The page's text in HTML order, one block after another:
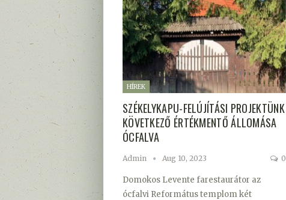
HÍREK
SZÉKELYKAPU-FELÚJÍTÁSI PROJEKTÜNK
KÖVETKEZŐ ÉRTÉKMENTŐ ÁLLOMÁSA
ÓCFALVA
Admin Aug 10, 2023 0
Domokos Levente farestaurátor az
ócfalvi Református templom két